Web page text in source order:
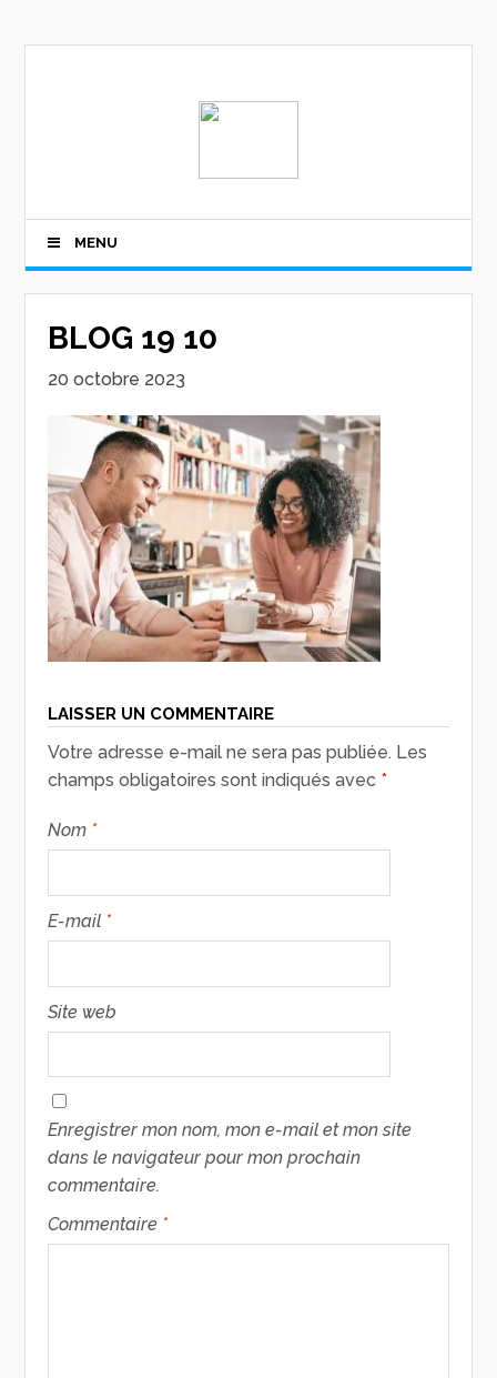
MENU
BLOG 19 10
20 octobre 2023
LAISSER UN COMMENTAIRE
Votre adresse e-mail ne sera pas publiée. Les
champs obligatoires sont indiqués avec *
Nom *
E-mail *
Site web
Enregistrer mon nom, mon e-mail et mon site
dans le navigateur pour mon prochain
commentaire.
Commentaire *